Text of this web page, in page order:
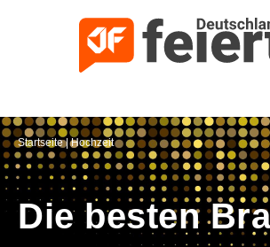
Startseite|Hochzeit
Die besten